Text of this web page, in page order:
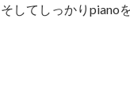
そしてしっかりpiano